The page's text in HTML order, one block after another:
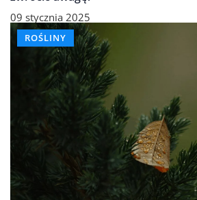
09 stycznia 2025
ROŚLINY